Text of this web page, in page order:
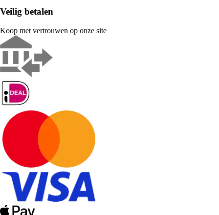
Veilig betalen
Koop met vertrouwen op onze site